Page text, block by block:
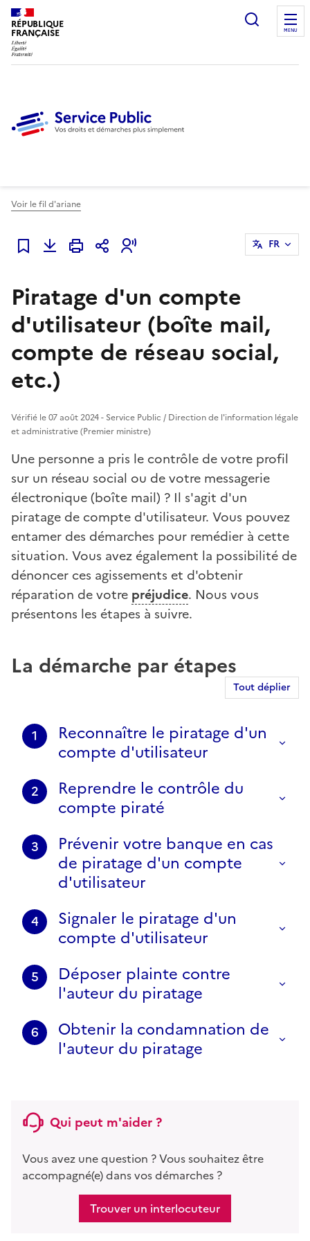
RÉPUBLIQUE
FRANÇAISE
Ouvrir
MENU
Voir le fil d'ariane
Ajouter à mes favoris
FR
Piratage d'un compte
d'utilisateur (boîte mail,
compte de réseau social,
etc.)
Vérifié le 07 août 2024 - Service Public / Direction de l'information légale
et administrative (Premier ministre)
Une personne a pris le contrôle de votre profil
sur un réseau social ou de votre messagerie
électronique (boîte mail) ? Il s'agit d'un
piratage de compte d'utilisateur. Vous pouvez
entamer des démarches pour remédier à cette
situation. Vous avez également la possibilité de
dénoncer ces agissements et d'obtenir
réparation de votre préjudice. Nous vous
présentons les étapes à suivre.
La démarche par étapes
Tout déplier
1
Reconnaître le piratage d'un
compte d'utilisateur
2
Reprendre le contrôle du
compte piraté
3
Prévenir votre banque en cas
de piratage d'un compte
d'utilisateur
4
Signaler le piratage d'un
compte d'utilisateur
5
Déposer plainte contre
l'auteur du piratage
6
Obtenir la condamnation de
l'auteur du piratage
Qui peut m'aider ?
Vous avez une question ? Vous souhaitez être
accompagné(e) dans vos démarches ?
Trouver un interlocuteur